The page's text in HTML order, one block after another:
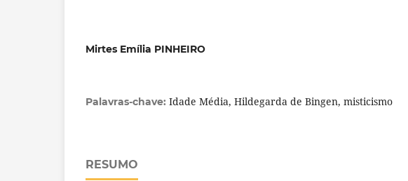
Mirtes Emília PINHEIRO
Palavras-chave: Idade Média, Hildegarda de Bingen, misticismo
RESUMO